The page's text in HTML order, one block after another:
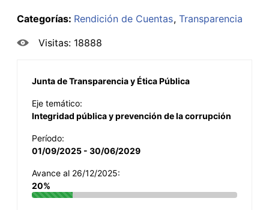
Categorías: Rendición de Cuentas Transparencia
Visitas: 18888
Junta de Transparencia y Ética Pública
Eje temático:
Integridad pública y prevención de la corrupción
Período:
01/09/2025 - 30/06/2029
Avance al 26/12/2025:
20%